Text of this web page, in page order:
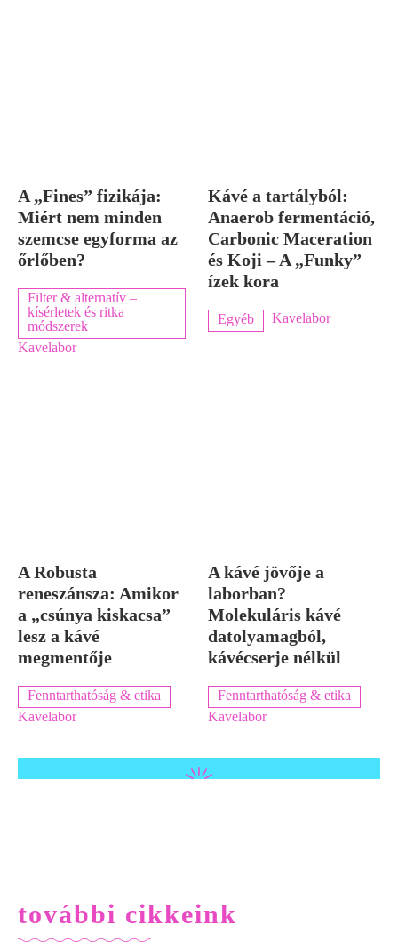
A „Fines” fizikája:
Miért nem minden
szemcse egyforma az
őrlőben?
Filter & alternatív –
kísérletek és ritka
módszerek
Kavelabor
Kávé a tartályból:
Anaerob fermentáció,
Carbonic Maceration
és Koji – A „Funky”
ízek kora
Egyéb Kavelabor
A Robusta
reneszánsza: Amikor
a „csúnya kiskacsa”
lesz a kávé
megmentője
Fenntarthatóság & etika
Kavelabor
A kávé jövője a
laborban?
Molekuláris kávé
datolyamagból,
kávécserje nélkül
Fenntarthatóság & etika
Kavelabor
további cikkeink